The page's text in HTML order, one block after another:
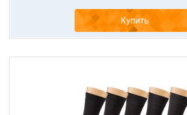
Купить